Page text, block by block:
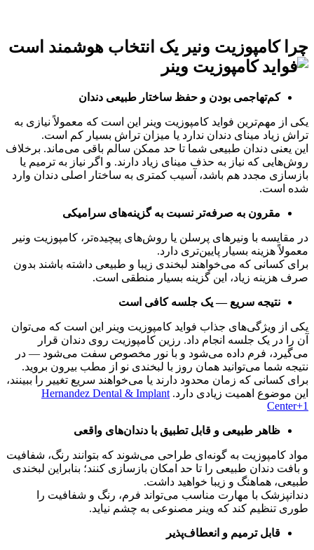
چرا کامپوزیت ونیر یک انتخاب هوشمند است
کم‌تهاجمی بودن و حفظ ساختار طبیعی دندان
یکی از مهم‌ترین فواید کامپوزیت وینر این است که معمولاً نیازی به
تراش زیاد مینای دندان ندارد یا میزان تراش بسیار کم است.
این یعنی دندان طبیعی شما تا حد ممکن سالم باقی می‌ماند. برخلاف
روش‌هایی که نیاز به حذف مینای زیاد دارند. و اگر نیاز به ترمیم یا
بازسازی مجدد هم باشد، آسیب کمتری به ساختار اصلی دندان وارد
شده است.
مقرون‌ به صرفه‌تر نسبت به گزینه‌های سرامیکی
در مقایسه با ونیرهای پرسلن یا روش‌های پیچیده‌تر، کامپوزیت ونیر
معمولاً هزینه بسیار پایین‌تری دارد.
برای کسانی که می‌خواهند لبخندی زیبا و طبیعی داشته باشند بدون
صرف هزینه زیاد، این گزینه بسیار منطقی است.
نتیجه سریع — یک جلسه کافی است
یکی از ویژگی‌های جذاب فواید کامپوزیت وینر این است که می‌توان
آن را در یک جلسه انجام داد. رزین کامپوزیت روی دندان قرار
می‌گیرد، فرم داده می‌شود و با نور مخصوص سفت می‌شود — در
نتیجه شما می‌توانید همان روز با لبخندی نو از مطب بیرون بروید.
برای کسانی که زمان محدود دارند یا می‌خواهند سریع تغییر را ببینند،
این موضوع اهمیت زیادی دارد. Hernandez Dental & Implant
Center+1
ظاهر طبیعی و قابل تطبیق با دندان‌های واقعی
مواد کامپوزیت به گونه‌ای طراحی می‌شوند که بتوانند رنگ، شفافیت
و بافت دندان طبیعی را تا حد امکان بازسازی کنند؛ بنابراین لبخندی
طبیعی، هماهنگ و زیبا خواهید داشت.
دندانپزشک با مهارت مناسب می‌تواند فرم، رنگ و شفافیت را
طوری تنظیم کند که وینر مصنوعی به چشم نیاید.
قابل ترمیم و انعطاف‌پذیر